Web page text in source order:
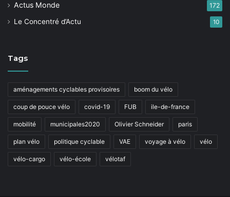
Actus Monde 172
Le Concentré d’Actu 10
Tags
aménagements cyclables provisoires boom du vélo
coup de pouce vélo covid-19 FUB ile-de-france
mobilité municipales2020 Olivier Schneider paris
plan vélo politique cyclable VAE voyage à vélo vélo
vélo-cargo vélo-école vélotaf